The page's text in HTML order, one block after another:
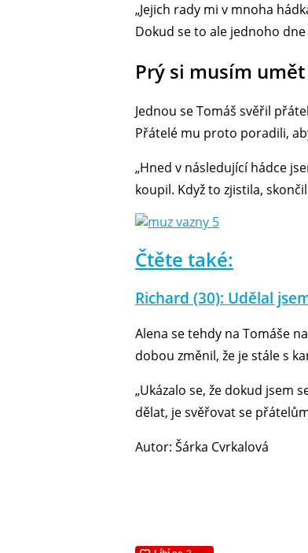
„Jejich rady mi v mnoha
Dokud se to ale jednoho
Prý si musím
Jednou se Tomáš svěřil
Přátelé mu proto poradili,
„Hned v následující hádce
koupil. Když to zjistila,
Čtěte také:
Richard (30): Udělal
Alena se tehdy na Tomáše
dobou změnil, že je stále s
„Ukázalo se, že dokud jsem
dělat, je svěřovat se
Autor: Šárka Cvrkalová